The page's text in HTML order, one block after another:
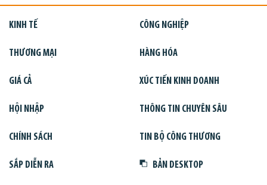
KINH TẾ CÔNG NGHIỆP
THƯƠNG MẠI HÀNG HÓA
GIÁ CẢ XÚC TIẾN KINH DOANH
HỘI NHẬP THÔNG TIN CHUYÊN SÂU
CHÍNH SÁCH TIN BỘ CÔNG THƯƠNG
SẮP DIỄN RA BẢN DESKTOP